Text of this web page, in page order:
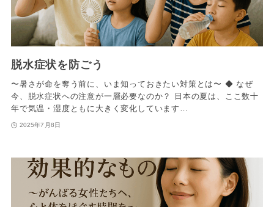
脱水症状を防ごう
〜暑さが命を奪う前に、いま知っておきたい対策とは〜 ◆ なぜ
今、脱水症状への注意が一層必要なのか？ 日本の夏は、ここ数十
年で気温・湿度ともに大きく変化しています…
2025年7月8日